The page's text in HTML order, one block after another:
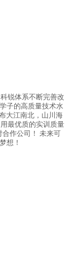
锐体系不断完善改
子的高质量技术水
大江南北，山川海
最优质的实训质量
作公司！ 未来可
想！